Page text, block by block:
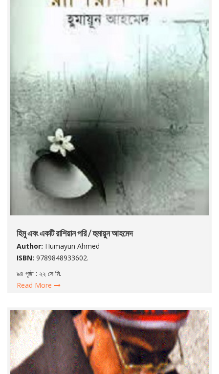
হিমু এবং একটি রাশিয়ান পরি / হুমায়ুন আহমেদ
Author: Humayun Ahmed
ISBN: 9789848933602.
৯৪ পৃষ্ঠা : ২২ সে মি.
Read More